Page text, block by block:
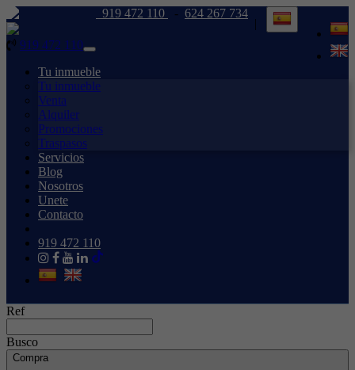
|
624 267 734
919 472 110 -
919 472 110
Toggle
navigation
Tu inmueble
Tu inmueble
Venta
Alquiler
Promociones
Traspasos
Servicios
Blog
Nosotros
Unete
Contacto
919 472 110
Ref
Busco
Compra